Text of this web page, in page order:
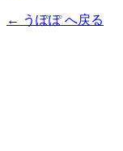
← うぽぽ へ戻る